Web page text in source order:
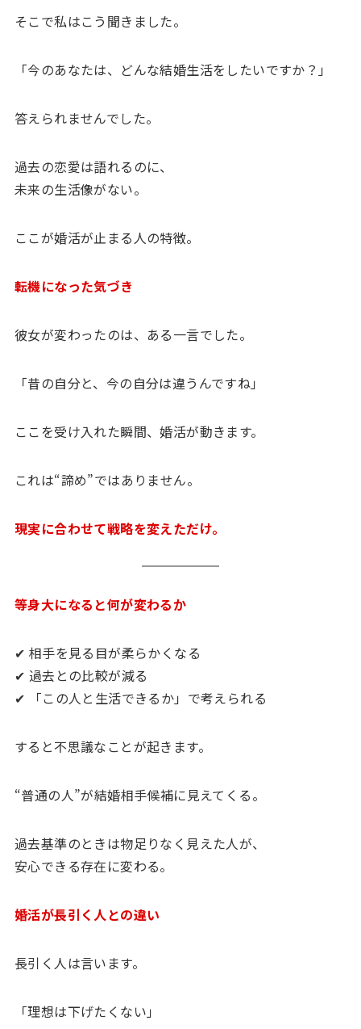
そこで私はこう聞きました。
「今のあなたは、どんな結婚生活をしたいですか？」
答えられませんでした。
過去の恋愛は語れるのに、
未来の生活像がない。
ここが婚活が止まる人の特徴。
転機になった気づき
彼女が変わったのは、ある一言でした。
「昔の自分と、今の自分は違うんですね」
ここを受け入れた瞬間、婚活が動きます。
これは“諦め”ではありません。
現実に合わせて戦略を変えただけ。
等身大になると何が変わるか
✔ 相手を見る目が柔らかくなる
✔ 過去との比較が減る
✔ 「この人と生活できるか」で考えられる
すると不思議なことが起きます。
“普通の人”が結婚相手候補に見えてくる。
過去基準のときは物足りなく見えた人が、
安心できる存在に変わる。
婚活が長引く人との違い
長引く人は言います。
「理想は下げたくない」